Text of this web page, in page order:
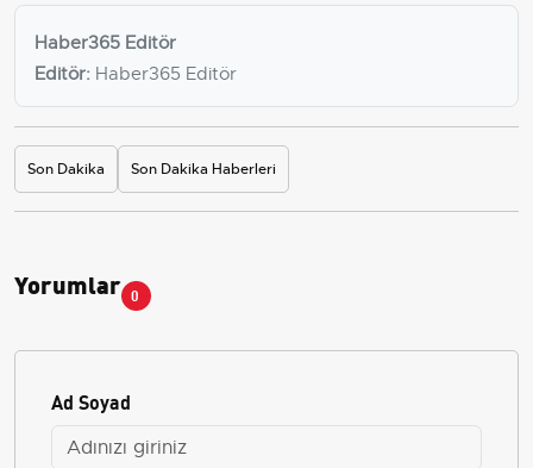
Haber365 Editör
Editör: Haber365 Editör
Son Dakika Son Dakika Haberleri
Yorumlar 0
Ad Soyad